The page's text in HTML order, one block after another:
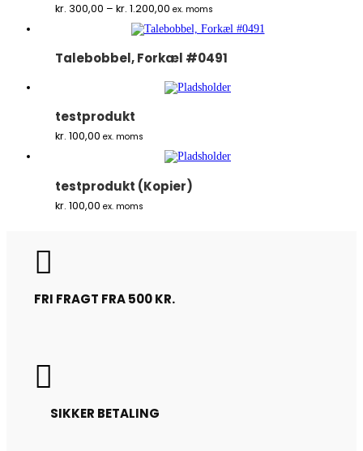
kr. 300,00 – kr. 1.200,00Prisinterval:
til
kr. 1.200,00
ex. moms
Talebobbel, Forkæl #0491
testprodukt
kr. 100,00 ex. moms
testprodukt (Kopier)
kr. 100,00 ex. moms

FRI FRAGT FRA 500 KR.

SIKKER BETALING